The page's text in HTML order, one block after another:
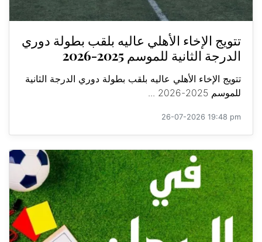
تتويج الإخاء الأهلي عاليه بلقب بطولة دوري
الدرجة الثانية للموسم 2025-2026
تتويج الإخاء الأهلي عاليه بلقب بطولة دوري الدرجة الثانية
للموسم 2025-2026 ...
26-07-2026 19:48 pm